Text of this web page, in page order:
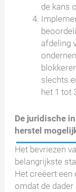
de kans
afdeling
slechts
het 1 tot
De juridische
herstel
Het bevriezen
belangrijkste
Het creëert een
omdat de